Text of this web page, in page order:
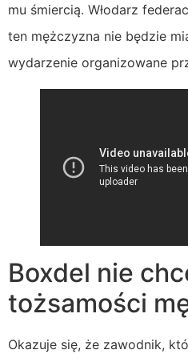
mu śmiercią. Włodarz
ten mężczyzna nie będzie
wydarzenie organizowane
Boxdel nie
tożsamości
Okazuje się, że zawodnik,